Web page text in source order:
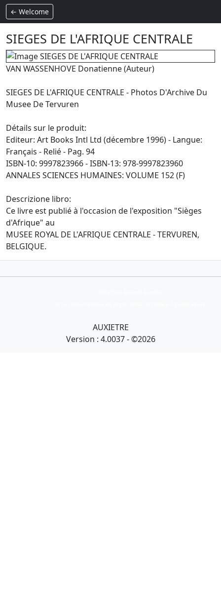
← Welcome
SIEGES DE L'AFRIQUE CENTRALE
VAN WASSENHOVE Donatienne (Auteur)
SIEGES DE L'AFRIQUE CENTRALE - Photos D'Archive Du
Musee De Tervuren
Détails sur le produit:
Editeur: Art Books Intl Ltd (décembre 1996) - Langue:
Français - Relié - Pag. 94
ISBN-10: 9997823966 - ISBN-13: 978-9997823960
ANNALES SCIENCES HUMAINES: VOLUME 152 (F)
Descrizione libro:
Ce livre est publié à l'occasion de l'exposition "Sièges
d'Afrique" au
MUSEE ROYAL DE L'AFRIQUE CENTRALE - TERVUREN,
BELGIQUE.
AUXIETRE
Version : 4.0037 - ©2026